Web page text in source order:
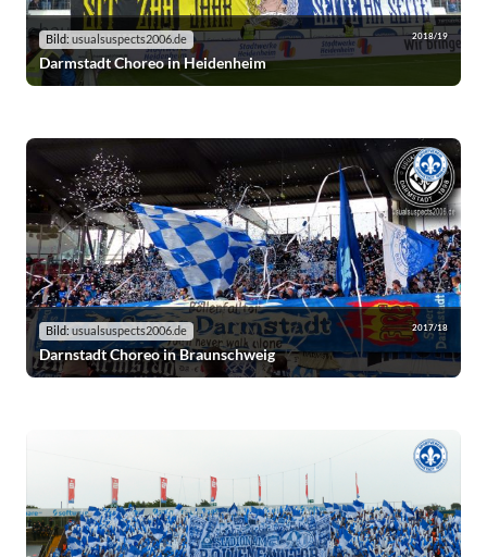
Bild: usualsuspects2006.de 2018/19
Darmstadt Choreo in Heidenheim
Bild: usualsuspects2006.de 2017/18
Darnstadt Choreo in Braunschweig